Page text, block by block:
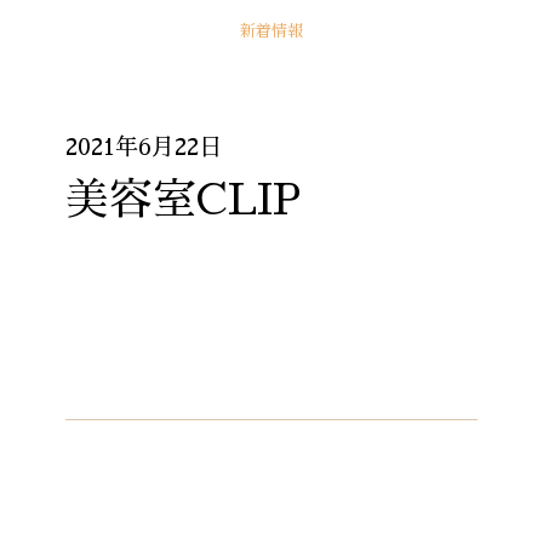
新着情報
2021年6月22日
美容室CLIP